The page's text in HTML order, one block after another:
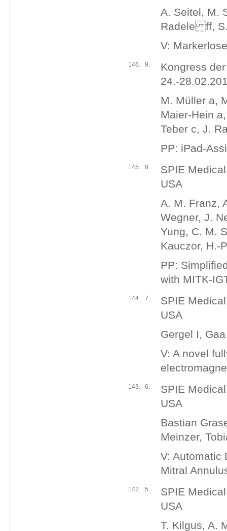
A. Seitel, M.
Radele ff, S.
V:
146. 9.
Kongress
24.-
M. Müller a,
Maier-Hein
Teber c, J.
PP: iPad-
145. 8.
SPIE
USA
A. M. Franz,
Wegner, J.
Yung, C. M.
Kauczor, H.-
PP:
with MITK-
144. 7.
SPIE
USA
Gergel I,
V: A novel
143. 6.
SPIE
USA
Bastian
Meinzer,
V: Automatic
Mitral
142. 5.
SPIE
USA
T. Kilgus, A.